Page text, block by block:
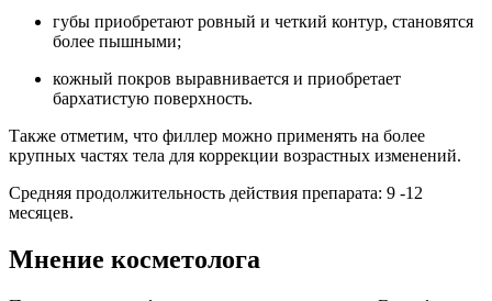
губы приобретают ровный и четкий контур, становятся
более пышными;
кожный покров выравнивается и приобретает
бархатистую поверхность.
Также отметим, что филлер можно применять на более
крупных частях тела для коррекции возрастных изменений.
Средняя продолжительность действия препарата: 9 -12
месяцев.
Мнение косметолога